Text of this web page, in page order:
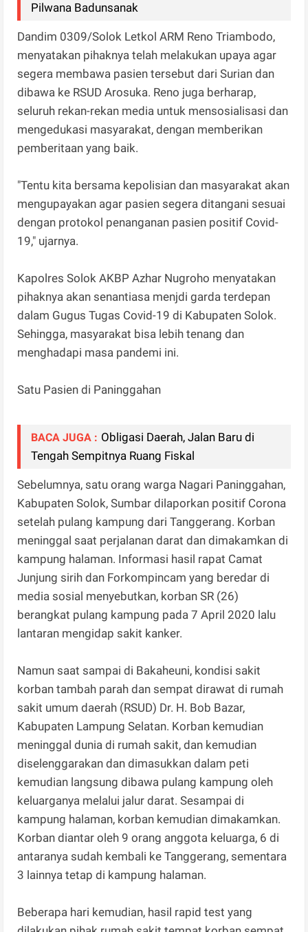
Pilwana Badunsanak
Dandim 0309/Solok Letkol ARM Reno Triambodo,
menyatakan pihaknya telah melakukan upaya agar
segera membawa pasien tersebut dari Surian dan
dibawa ke RSUD Arosuka. Reno juga berharap,
seluruh rekan-rekan media untuk mensosialisasi dan
mengedukasi masyarakat, dengan memberikan
pemberitaan yang baik.
"Tentu kita bersama kepolisian dan masyarakat akan
mengupayakan agar pasien segera ditangani sesuai
dengan protokol penanganan pasien positif Covid-
19," ujarnya.
Kapolres Solok AKBP Azhar Nugroho menyatakan
pihaknya akan senantiasa menjdi garda terdepan
dalam Gugus Tugas Covid-19 di Kabupaten Solok.
Sehingga, masyarakat bisa lebih tenang dan
menghadapi masa pandemi ini.
Satu Pasien di Paninggahan
BACA JUGA : Obligasi Daerah, Jalan Baru di
Tengah Sempitnya Ruang Fiskal
Sebelumnya, satu orang warga Nagari Paninggahan,
Kabupaten Solok, Sumbar dilaporkan positif Corona
setelah pulang kampung dari Tanggerang. Korban
meninggal saat perjalanan darat dan dimakamkan di
kampung halaman. Informasi hasil rapat Camat
Junjung sirih dan Forkompincam yang beredar di
media sosial menyebutkan, korban SR (26)
berangkat pulang kampung pada 7 April 2020 lalu
lantaran mengidap sakit kanker.
Namun saat sampai di Bakaheuni, kondisi sakit
korban tambah parah dan sempat dirawat di rumah
sakit umum daerah (RSUD) Dr. H. Bob Bazar,
Kabupaten Lampung Selatan. Korban kemudian
meninggal dunia di rumah sakit, dan kemudian
diselenggarakan dan dimasukkan dalam peti
kemudian langsung dibawa pulang kampung oleh
keluarganya melalui jalur darat. Sesampai di
kampung halaman, korban kemudian dimakamkan.
Korban diantar oleh 9 orang anggota keluarga, 6 di
antaranya sudah kembali ke Tanggerang, sementara
3 lainnya tetap di kampung halaman.
Beberapa hari kemudian, hasil rapid test yang